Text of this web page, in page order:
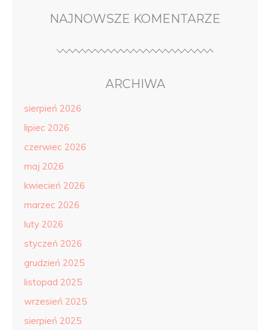
NAJNOWSZE KOMENTARZE
ARCHIWA
sierpień 2026
lipiec 2026
czerwiec 2026
maj 2026
kwiecień 2026
marzec 2026
luty 2026
styczeń 2026
grudzień 2025
listopad 2025
wrzesień 2025
sierpień 2025